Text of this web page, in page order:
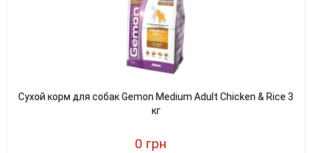
Сухой корм для собак Gemon Medium Adult Chicken & Rice 3
кг
0 грн